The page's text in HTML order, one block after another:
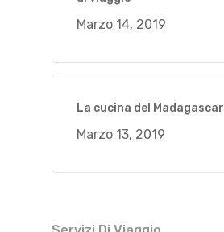
Marzo 14, 2019
La cucina del Madagascar
Marzo 13, 2019